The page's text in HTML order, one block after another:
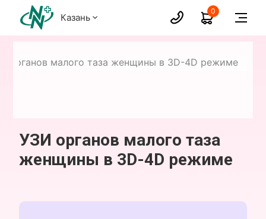
Казань
0
органов малого таза женщины в 3D-4D режиме
УЗИ органов малого таза
женщины в 3D-4D режиме